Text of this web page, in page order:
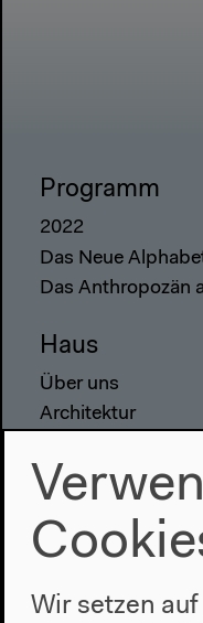
Programm
2022
Das Neue
Das Anthropozän
Haus
Über uns
Architektur
Besuch
Anfahrt
Webshop
Wir setzen